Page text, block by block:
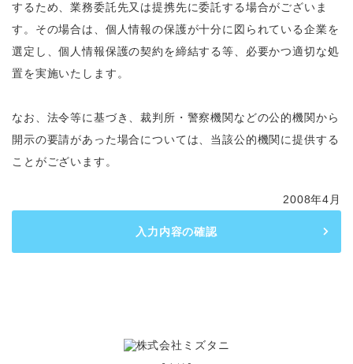
するため、業務委託先又は提携先に委託する場合がございま
す。その場合は、個人情報の保護が十分に図られている企業を
選定し、個人情報保護の契約を締結する等、必要かつ適切な処
置を実施いたします。
なお、法令等に基づき、裁判所・警察機関などの公的機関から
開示の要請があった場合については、当該公的機関に提供する
ことがございます。
2008年4月
入力内容の確認